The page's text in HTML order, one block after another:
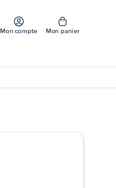
Mon compte Mon panier